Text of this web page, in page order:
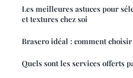
Les meilleures astuces pour
et textures chez soi
Brasero idéal : comment
Quels sont les services offerts